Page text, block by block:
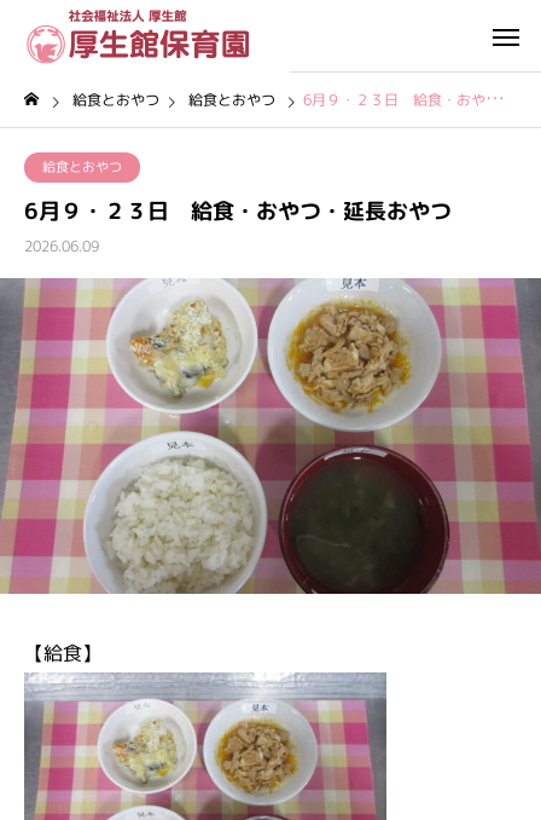
給食とおやつ 給食とおやつ 6月９・２３日 給食・おやつ・延長おやつ
給食とおやつ
6月９・２３日 給食・おやつ・延長おやつ
2026.06.09
【給食】